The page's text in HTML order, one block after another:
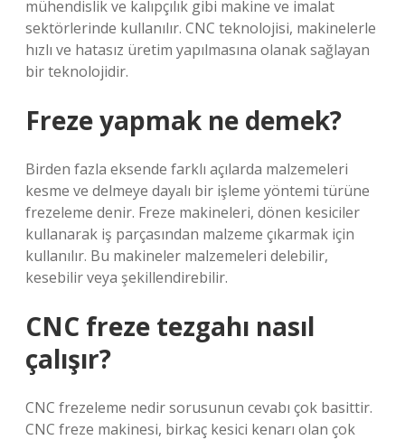
mühendislik ve kalıpçılık gibi makine ve imalat
sektörlerinde kullanılır. CNC teknolojisi, makinelerle
hızlı ve hatasız üretim yapılmasına olanak sağlayan
bir teknolojidir.
Freze yapmak ne demek?
Birden fazla eksende farklı açılarda malzemeleri
kesme ve delmeye dayalı bir işleme yöntemi türüne
frezeleme denir. Freze makineleri, dönen kesiciler
kullanarak iş parçasından malzeme çıkarmak için
kullanılır. Bu makineler malzemeleri delebilir,
kesebilir veya şekillendirebilir.
CNC freze tezgahı nasıl
çalışır?
CNC frezeleme nedir sorusunun cevabı çok basittir.
CNC freze makinesi, birkaç kesici kenarı olan çok